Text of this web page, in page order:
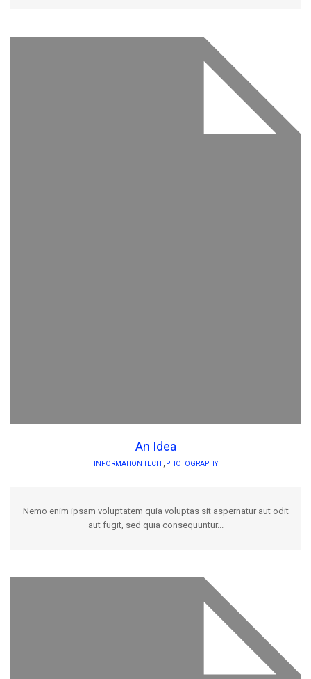
An Idea
INFORMATION TECH , PHOTOGRAPHY
Nemo enim ipsam voluptatem quia voluptas sit aspernatur aut odit
aut fugit, sed quia consequuntur...